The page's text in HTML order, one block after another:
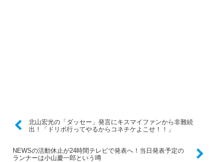
北山宏光の「ダッセー」発言にキスマイファンから非難続
出！「ドリボ行ってやるからコネチケよこせ！！」
NEWSの活動休止が24時間テレビで発表へ！当日発表予定の
ランナーは小山慶一郎という噂